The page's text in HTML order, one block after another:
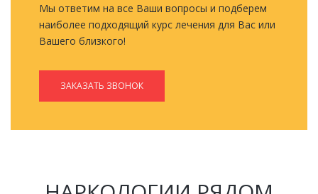
Мы ответим на все Ваши вопросы и подберем
наиболее подходящий курс лечения для Вас или
Вашего близкого!
ЗАКАЗАТЬ ЗВОНОК